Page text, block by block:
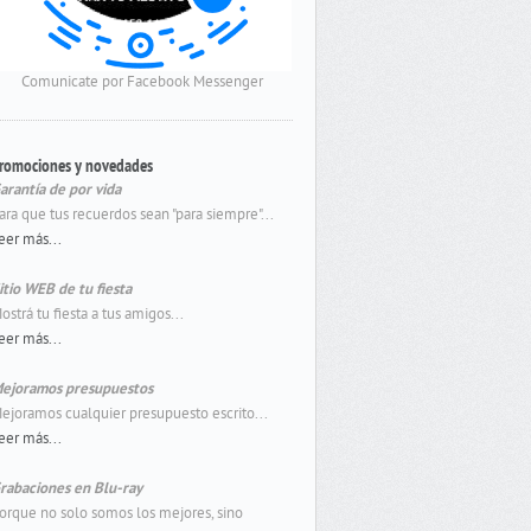
Comunicate por Facebook Messenger
y novedades
de por vida
que tus recuerdos sean "para siempre"...
más...
WEB de tu fiesta
tu fiesta a tus amigos...
más...
presupuestos
cualquier presupuesto escrito...
más...
en Blu-ray
no solo somos los mejores, sino